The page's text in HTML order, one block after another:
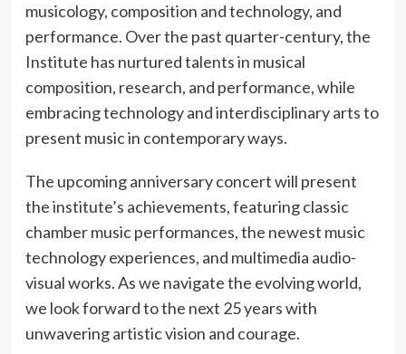
musicology, composition and technology, and
performance. Over the past quarter-century, the
Institute has nurtured talents in musical
composition, research, and performance, while
embracing technology and interdisciplinary arts to
present music in contemporary ways.
The upcoming anniversary concert will present
the institute’s achievements, featuring classic
chamber music performances, the newest music
technology experiences, and multimedia audio-
visual works. As we navigate the evolving world,
we look forward to the next 25 years with
unwavering artistic vision and courage.